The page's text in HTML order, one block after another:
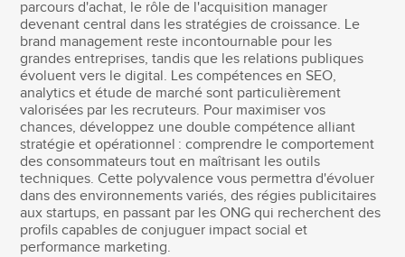
parcours d'achat, le rôle de l'acquisition manager
devenant central dans les stratégies de croissance. Le
brand management reste incontournable pour les
grandes entreprises, tandis que les relations publiques
évoluent vers le digital. Les compétences en SEO,
analytics et étude de marché sont particulièrement
valorisées par les recruteurs. Pour maximiser vos
chances, développez une double compétence alliant
stratégie et opérationnel : comprendre le comportement
des consommateurs tout en maîtrisant les outils
techniques. Cette polyvalence vous permettra d'évoluer
dans des environnements variés, des régies publicitaires
aux startups, en passant par les ONG qui recherchent des
profils capables de conjuguer impact social et
performance marketing.